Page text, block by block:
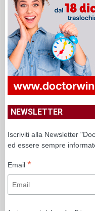
NEWSLETTER
Iscriviti alla Newsletter
ed essere sempre
Email *